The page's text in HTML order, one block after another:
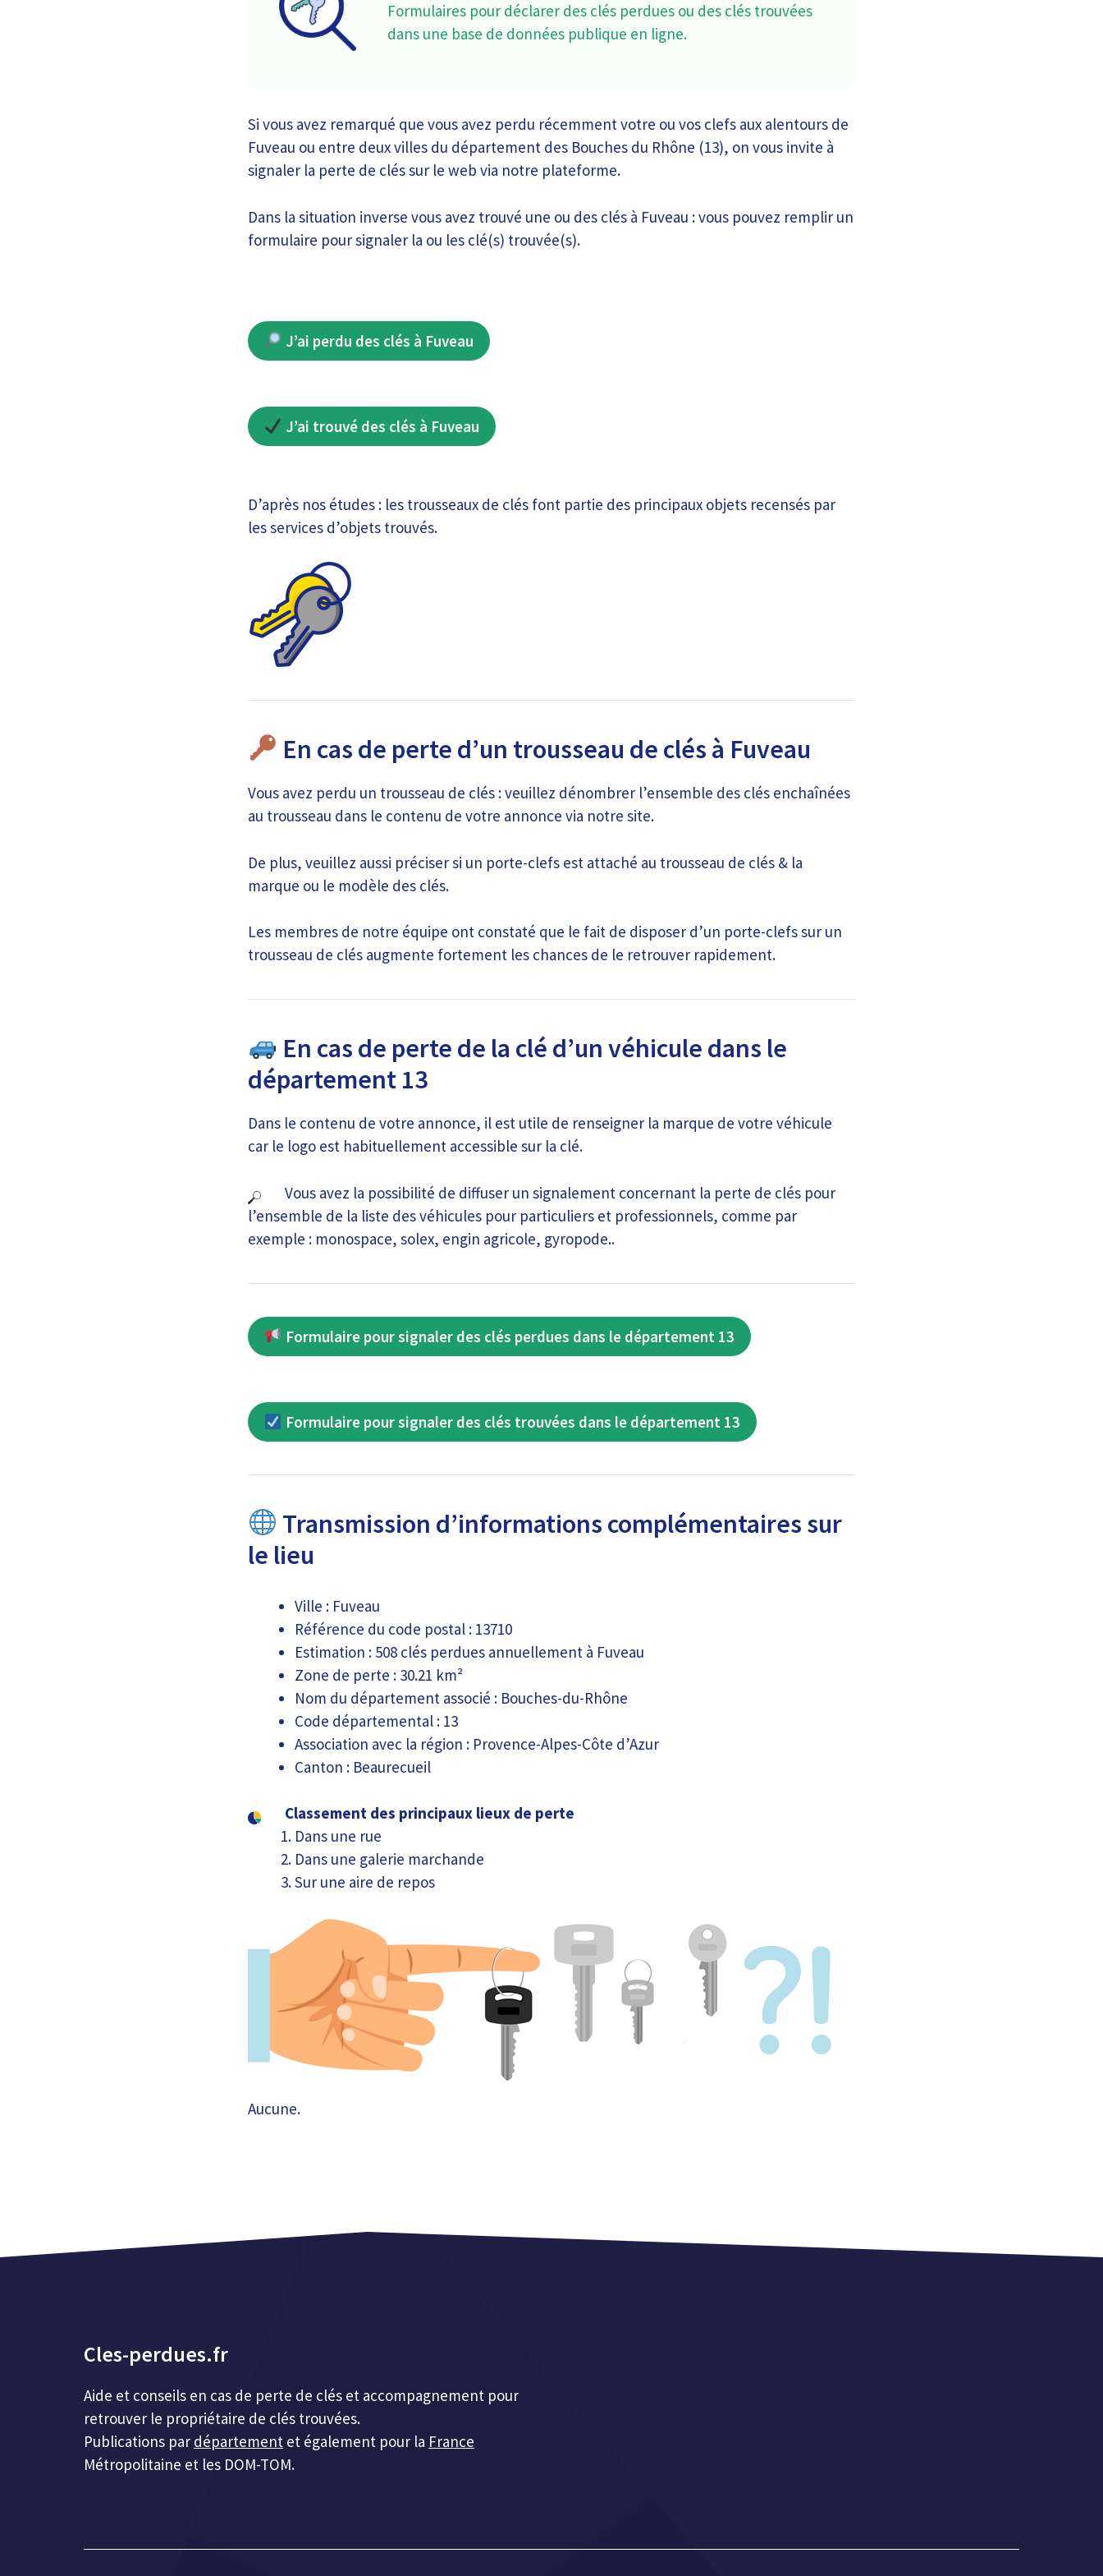
Formulaires pour déclarer des clés perdues ou des clés trouvées
dans une base de données publique en ligne.
Si vous avez remarqué que vous avez perdu récemment votre ou vos clefs aux alentours de
Fuveau ou entre deux villes du département des Bouches du Rhône (13), on vous invite à
signaler la perte de clés sur le web via notre plateforme.
Dans la situation inverse vous avez trouvé une ou des clés à Fuveau : vous pouvez remplir un
formulaire pour signaler la ou les clé(s) trouvée(s).
J’ai perdu des clés à Fuveau
J’ai trouvé des clés à Fuveau
D’après nos études : les trousseaux de clés font partie des principaux objets recensés par
les services d’objets trouvés.
En cas de perte d’un trousseau de clés à Fuveau
Vous avez perdu un trousseau de clés : veuillez dénombrer l’ensemble des clés enchaînées
au trousseau dans le contenu de votre annonce via notre site.
De plus, veuillez aussi préciser si un porte-clefs est attaché au trousseau de clés & la
marque ou le modèle des clés.
Les membres de notre équipe ont constaté que le fait de disposer d’un porte-clefs sur un
trousseau de clés augmente fortement les chances de le retrouver rapidement.
En cas de perte de la clé d’un véhicule dans le
département 13
Dans le contenu de votre annonce, il est utile de renseigner la marque de votre véhicule
car le logo est habituellement accessible sur la clé.
Vous avez la possibilité de diffuser un signalement concernant la perte de clés pour
l’ensemble de la liste des véhicules pour particuliers et professionnels, comme par
exemple : monospace, solex, engin agricole, gyropode..
Formulaire pour signaler des clés perdues dans le département 13
Formulaire pour signaler des clés trouvées dans le département 13
Transmission d’informations complémentaires sur
le lieu
Ville : Fuveau
Référence du code postal : 13710
Estimation : 508 clés perdues annuellement à Fuveau
Zone de perte : 30.21 km²
Nom du département associé : Bouches-du-Rhône
Code départemental : 13
Association avec la région : Provence-Alpes-Côte d’Azur
Canton : Beaurecueil
Classement des principaux lieux de perte
Dans une rue
Dans une galerie marchande
Sur une aire de repos
Aucune.
Cles-perdues.fr
Aide et conseils en cas de perte de clés et accompagnement pour
retrouver le propriétaire de clés trouvées.
Publications par département et également pour la France
Métropolitaine et les DOM-TOM.